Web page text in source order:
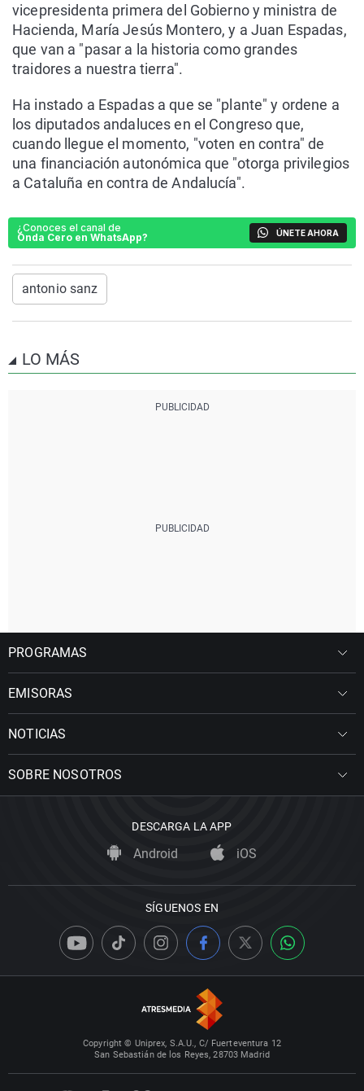
vicepresidenta primera del Gobierno y ministra de
Hacienda, María Jesús Montero, y a Juan Espadas,
que van a "pasar a la historia como grandes
traidores a nuestra tierra".
Ha instado a Espadas a que se "plante" y ordene a
los diputados andaluces en el Congreso que,
cuando llegue el momento, "voten en contra" de
una financiación autonómica que "otorga privilegios
a Cataluña en contra de Andalucía".
¿Conoces el canal de
Onda Cero en WhatsApp?
ÚNETE AHORA
antonio sanz
LO MÁS
PROGRAMAS
EMISORAS
NOTICIAS
SOBRE NOSOTROS
DESCARGA LA APP
Android iOS
SÍGUENOS EN
Copyright © Uniprex, S.A.U., C/ Fuerteventura 12
San Sebastián de los Reyes, 28703 Madrid